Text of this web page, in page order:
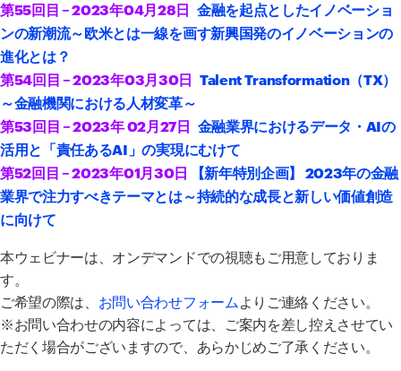
第55回目 – 2023年04月28日 金融を起点としたイノベーショ
ンの新潮流～欧米とは一線を画す新興国発のイノベーションの
進化とは？
第54回目 – 2023年03月30日 Talent Transformation（TX）
～金融機関における人材変革～
第53回目 – 2023年 02月27日 金融業界におけるデータ・AIの
活用と「責任あるAI」の実現にむけて
第52回目 – 2023年01月30日
【新年特別企画】 2023年の金融
業界で注力すべきテーマとは～持続的な成長と新しい価値創造
に向けて
本ウェビナーは、オンデマンドでの視聴もご用意しておりま
す。
ご希望の際は、 お問い合わせフォーム よりご連絡ください。
※お問い合わせの内容によっては、ご案内を差し控えさせてい
ただく場合がございますので、あらかじめご了承ください。